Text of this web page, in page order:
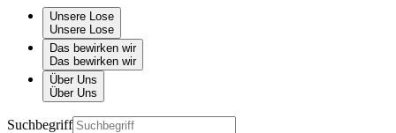
Unsere Lose
Unsere Lose
Das bewirken wir
Das bewirken wir
Über Uns
Über Uns
Suchbegriff